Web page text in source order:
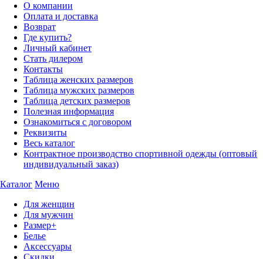
О компании
Оплата и доставка
Возврат
Где купить?
Личный кабинет
Стать дилером
Контакты
Таблица женских размеров
Таблица мужских размеров
Таблица детских размеров
Полезная информация
Ознакомиться с договором
Реквизиты
Весь каталог
Контрактное производство спортивной одежды (оптовый
индивидуальный заказ)
Каталог Меню
Для женщин
Для мужчин
Размер+
Белье
Аксессуары